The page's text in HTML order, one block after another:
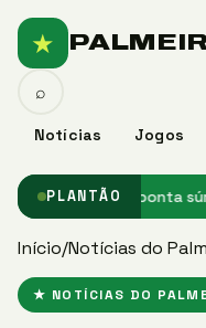
★
Notícias Jogos
⌕
PLANTÃO
o Grêmio, aponta súmula
Início/Notícias do
★ NOTÍCIAS DO